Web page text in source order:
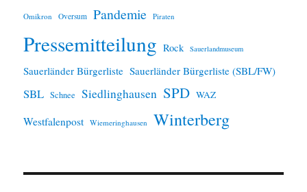
Omikron Oversum Pandemie Piraten
Pressemitteilung Rock Sauerlandmuseum
Sauerländer Bürgerliste Sauerländer Bürgerliste (SBL/FW)
SBL Schnee Siedlinghausen SPD WAZ
Westfalenpost Wiemeringhausen Winterberg